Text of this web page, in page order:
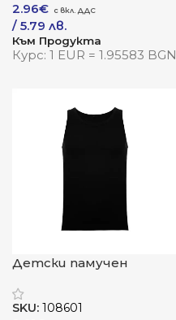
2.96€
/ 5.79 лв.
Към Продукта
Курс: 1 EUR = 1.95583 BGN
Детски памучен
SKU: 108601